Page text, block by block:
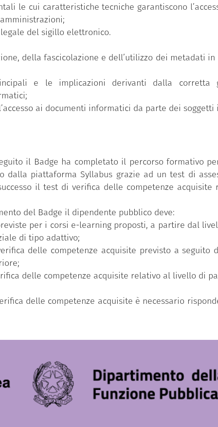
le cui caratteristiche tecniche garantiscono
del sigillo elettronico.
della fascicolazione e dell’utilizzo dei metadati
e le implicazioni derivanti dalla corretta
ai documenti informatici da parte dei soggetti
il Badge ha completato il percorso formativo
dalla piattaforma Syllabus grazie ad un test di
il test di verifica delle competenze
del Badge il dipendente pubblico deve:
per i corsi e-learning proposti, a partire dal
di tipo adattivo;
delle competenze acquisite previsto a seguito
delle competenze acquisite relativo al livello di
delle competenze acquisite è necessario